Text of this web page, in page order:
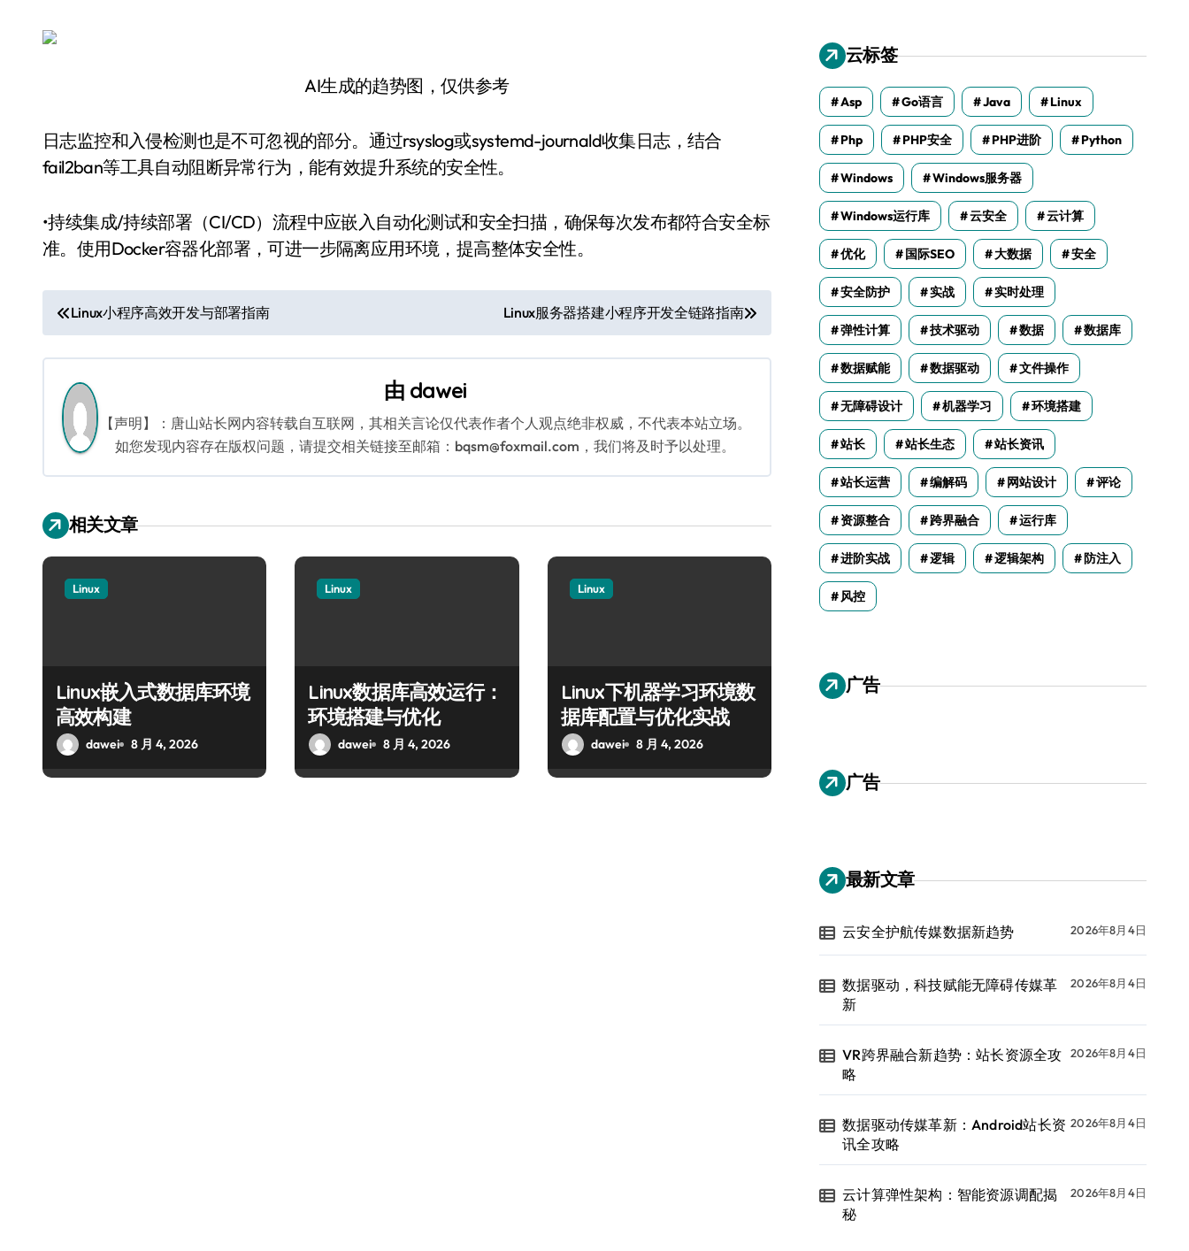
AI生成的趋势图，仅供参考
日志监控和入侵检测也是不可忽视的部分。通过rsyslog或systemd-journald收集日志，结合
fail2ban等工具自动阻断异常行为，能有效提升系统的安全性。
•持续集成/持续部署（CI/CD）流程中应嵌入自动化测试和安全扫描，确保每次发布都符合安全标
准。使用Docker容器化部署，可进一步隔离应用环境，提高整体安全性。
文
章
导
航
Linux小程序高效开发与部署指南 Linux服务器搭建小程序开发全链路指南
由 dawei
【声明】：唐山站长网内容转载自互联网，其相关言论仅代表作者个人观点绝非权威，不代表本站立场。
如您发现内容存在版权问题，请提交相关链接至邮箱：bqsm@foxmail.com，我们将及时予以处理。
相关文章
Linux
Linux嵌入式数据库环境
高效构建
dawei 8 月 4, 2026
Linux
Linux数据库高效运行：
环境搭建与优化
dawei 8 月 4, 2026
Linux
Linux下机器学习环境数
据库配置与优化实战
dawei 8 月 4, 2026
云标签
Asp Go语言 Java Linux
Php PHP安全 PHP进阶 Python
Windows Windows服务器
Windows运行库 云安全 云计算
优化 国际SEO 大数据 安全
安全防护 实战 实时处理
弹性计算 技术驱动 数据 数据库
数据赋能 数据驱动 文件操作
无障碍设计 机器学习 环境搭建
站长 站长生态 站长资讯
站长运营 编解码 网站设计 评论
资源整合 跨界融合 运行库
进阶实战 逻辑 逻辑架构 防注入
风控
广告
广告
最新文章
云安全护航传媒数据新趋势 2026年8月4日
数据驱动，科技赋能无障碍传媒革
新
2026年8月4日
VR跨界融合新趋势：站长资源全攻
略
2026年8月4日
数据驱动传媒革新：Android站长资
讯全攻略
2026年8月4日
云计算弹性架构：智能资源调配揭
秘
2026年8月4日